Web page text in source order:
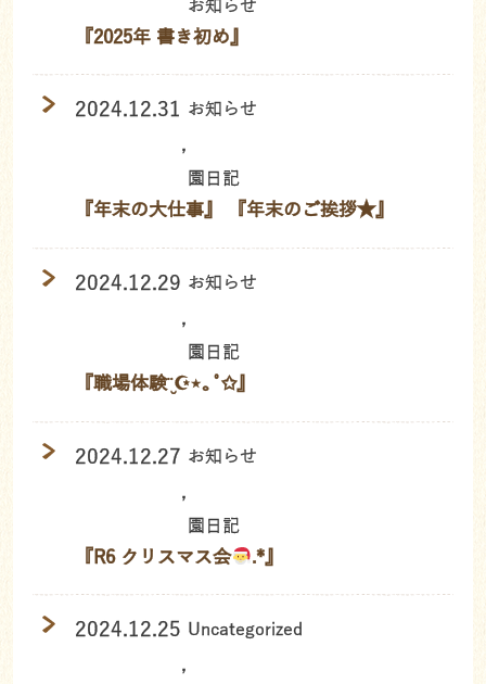
お知らせ
『2025年 書き初め』
2024.12.31 お知らせ
,
園日記
『年末の大仕事』 『年末のご挨拶★』
2024.12.29 お知らせ
,
園日記
『職場体験¨̮☪︎⋆｡˚✩』
2024.12.27 お知らせ
,
園日記
『R6 クリスマス会 .*』
2024.12.25 Uncategorized
,